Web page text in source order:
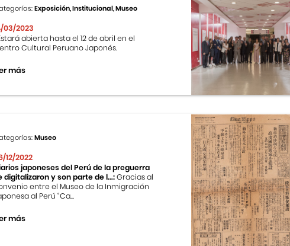
Exposición, Institucional, Museo
03/2023
abierta hasta el 12 de abril en el
Cultural Peruano Japonés.
más
Museo
12/2022
japoneses del Perú de la preguerra
digitalizaron y son parte de l...:Gracias al
entre el Museo de la Inmigración
al Perú “Ca...
más